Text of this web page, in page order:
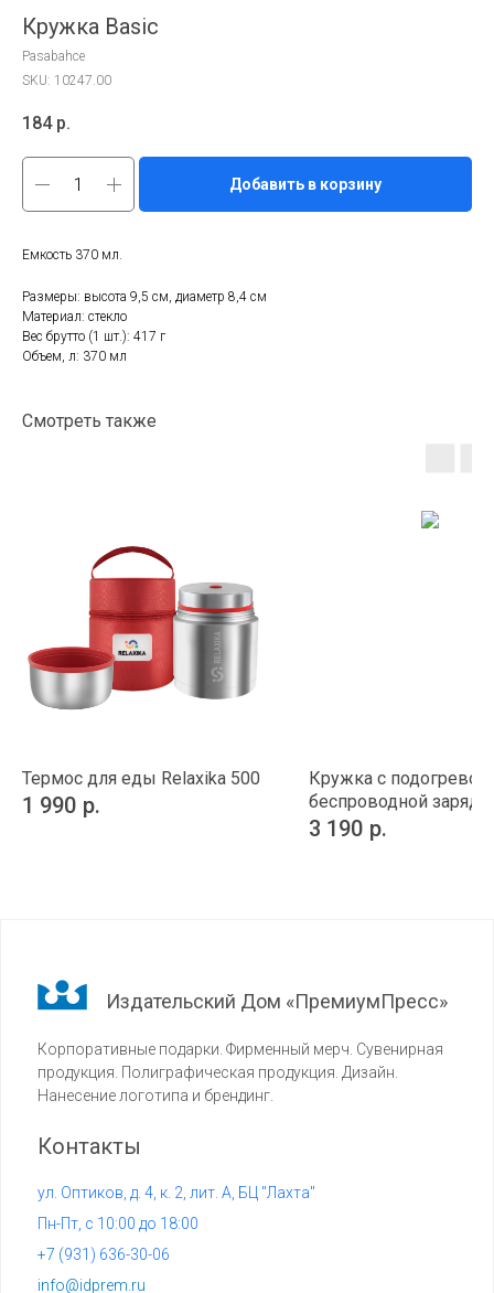
Кружка Basic
Pasabahce
SKU: 10247.00
184 р.
Добавить в корзину
Емкость 370 мл.
Размеры: высота 9,5 см, диаметр 8,4 см
Материал: стекло
Вес брутто (1 шт.): 417 г
Объем, л: 370 мл
Смотреть также
Термос для еды Relaxika 500
1 990 р.
Кружка с
беспроводной
Base
3 190 р.
Издательский Дом «ПремиумПресс»
Корпоративные подарки. Фирменный мерч. Сувенирная
продукция. Полиграфическая продукция. Дизайн.
Нанесение логотипа и брендинг.
info@idprem.ru
Контакты
+7 (931) 636-30-06
ул. Оптиков, д. 4, к. 2, лит. А, БЦ "Лахта"
Пн-Пт, с 10:00 до 18:00